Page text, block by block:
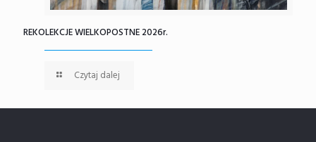
REKOLEKCJE WIELKOPOSTNE 2026r.
Czytaj dalej